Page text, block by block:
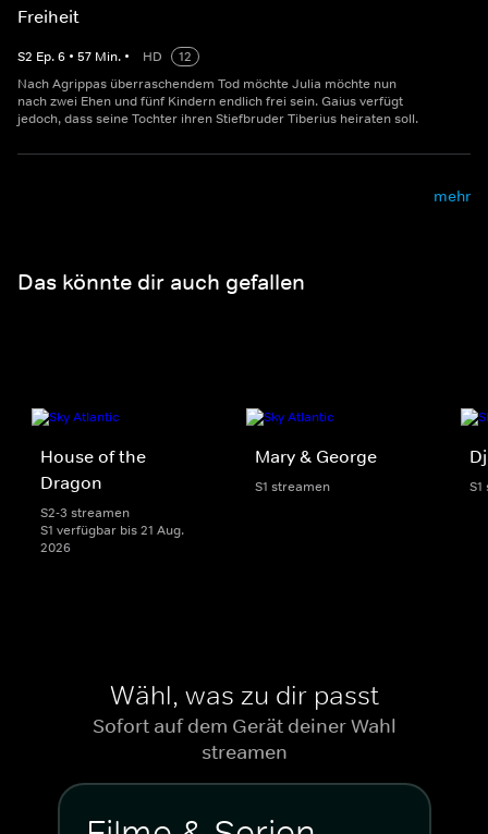
Freiheit
S2 Ep.6 • 57 Min. • HD
12
Nach Agrippas überraschendem Tod möchte Julia möchte nun
nach zwei Ehen und fünf Kindern endlich frei sein. Gaius verfügt
jedoch, dass seine Tochter ihren Stiefbruder Tiberius heiraten soll.
mehr
Das könnte dir auch gefallen
House of the
Dragon
S2-3 streamen
S1 verfügbar bis 21 Aug.
2026
Mary & George
S1 streamen
Wähl, was zu dir passt
Sofort auf dem Gerät deiner Wahl
streamen